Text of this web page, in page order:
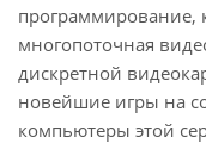
программирование,
многопоточная
дискретной
новейшие игры на
компьютеры этой